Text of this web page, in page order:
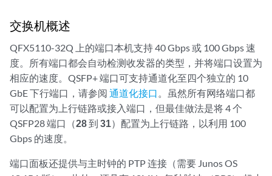
交换机概述
QFX5110-32Q 上的端口本机支持 40 Gbps 或 100 Gbps 速
度。所有端口都会自动检测收发器的类型，并将端口设置为
相应的速度。QSFP+ 端口可支持通道化至四个独立的 10
GbE 下行端口，请参阅 通道化接口 。虽然所有网络端口都
可以配置为上行链路或接入端口，但最佳做法是将 4 个
QSFP28 端口（28到 31）配置为上行链路，以利用 100
Gbps 的速度。
端口面板还提供与主时钟的 PTP 连接（需要 Junos OS